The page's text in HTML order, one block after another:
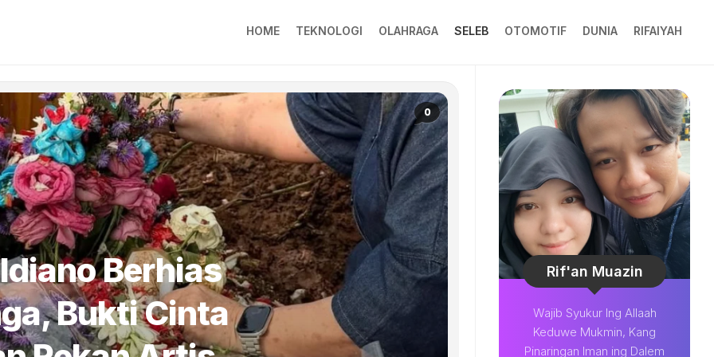
HOME TEKNOLOGI OLAHRAGA SELEB OTOMOTIF DUNIA RIFAIYAH
0
Berhias
Bukti Cinta
Rif'an Muazin
Wajib Syukur Ing Allaah
Keduwe Mukmin, Kang
Pinaringan Iman ing Dalem